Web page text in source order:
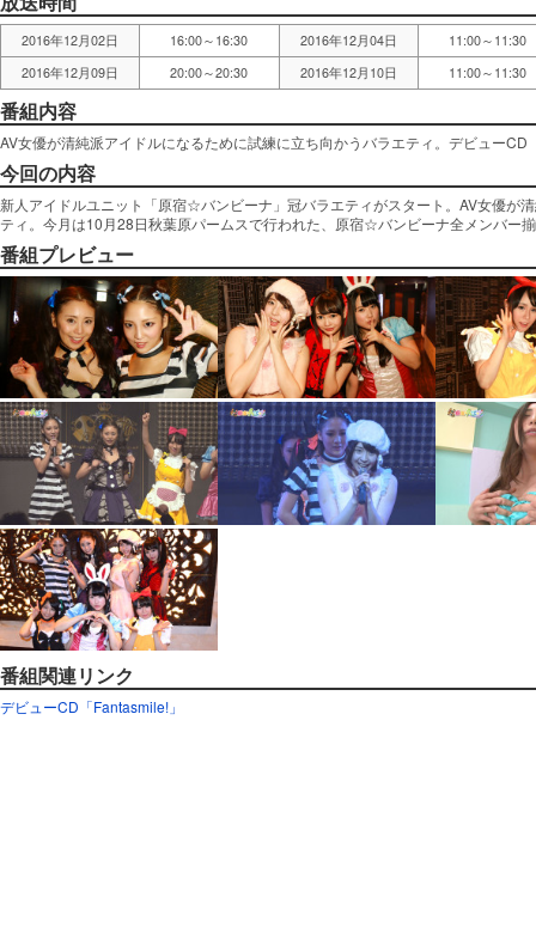
2016年12月02日 16:00～16:30 2016年12月04日
11:00～11:30
2016年12月09日
20:00～20:30 2016年12月10日 11:00～11:30
番組内容
AV女優が清純派アイドルになるために試練に立ち向かうバラエティ。デビューCD
今回の内容
新人アイドルユニット「原宿☆バンビーナ」冠バラエティがスタート。AV女優が
ティ。今月は10月28日秋葉原パームスで行われた、原宿☆バンビーナ全メンバー
番組プレビュー
番組関連リンク
デビューCD「Fantasmile!」